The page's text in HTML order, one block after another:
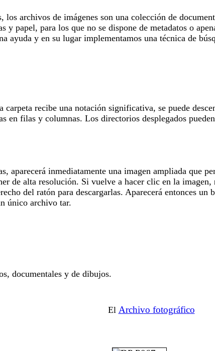
archivos de imágenes son una colección de
y papel, para los que no se dispone de metadatos o
ayuda y en su lugar implementamos una técnica de
recibe una notación significativa, se puede
en filas y columnas. Los directorios desplegados
aparecerá inmediatamente una imagen ampliada que
de alta resolución. Si vuelve a hacer clic en la
del ratón para descargarlas. Aparecerá entonces
único archivo tar.
documentales y de dibujos.
El Archivo fotográfico